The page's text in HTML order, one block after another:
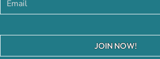
JOIN NOW!